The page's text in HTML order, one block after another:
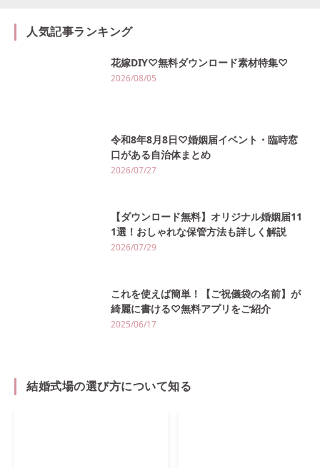
人気記事ランキング
花嫁DIY♡無料ダウンロード素材特集♡
2026/08/05
令和8年8月8日♡婚姻届イベント・臨時窓
口がある自治体まとめ
2026/07/27
【ダウンロード無料】オリジナル婚姻届11
1選！おしゃれな保管方法も詳しく解説
2026/07/29
これを使えば簡単！【ご祝儀袋の名前】が
綺麗に書ける♡無料アプリをご紹介
2025/06/17
結婚式場の選び方について知る